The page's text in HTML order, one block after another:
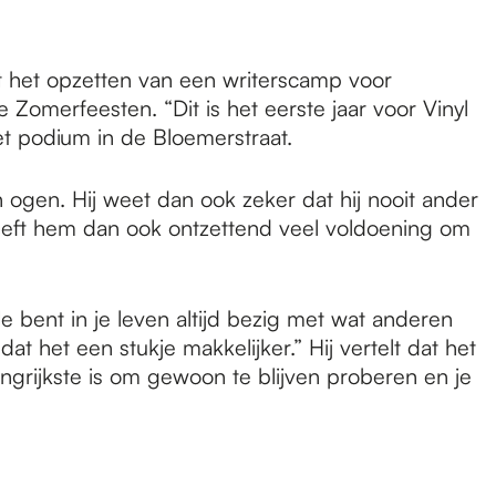
opzetten van een writerscamp voor
“Dit is het eerste jaar voor Vinyl
podium in de Bloemerstraat.
ogen. Hij weet dan ook zeker dat hij nooit ander
hem dan ook ontzettend veel voldoening om
bent in je leven altijd bezig met wat anderen
het een stukje makkelijker.” Hij vertelt dat het
is om gewoon te blijven proberen en je